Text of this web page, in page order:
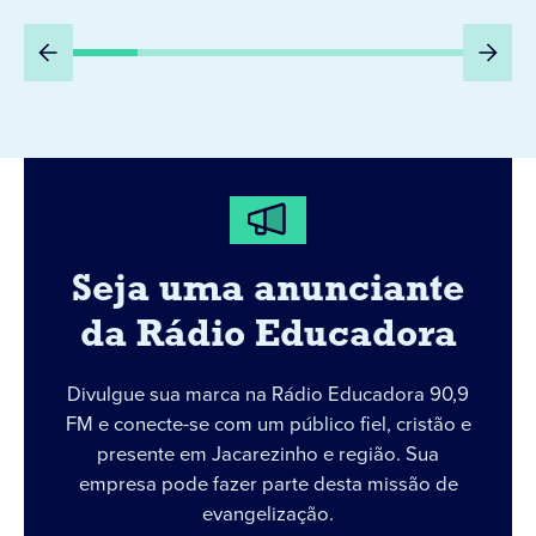
Seja uma anunciante
da Rádio Educadora
Divulgue sua marca na Rádio Educadora 90,9
FM e conecte-se com um público fiel, cristão e
presente em Jacarezinho e região. Sua
empresa pode fazer parte desta missão de
evangelização.